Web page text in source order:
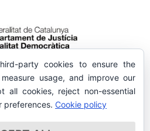
party cookies to ensure the
usage, and improve our
all cookies, reject non-essential
preferences. Cookie policy